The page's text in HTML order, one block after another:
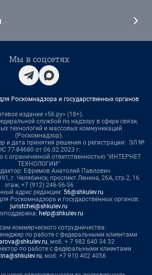
Мы в соцсетях
Роскомнадзора и государственных органов
издание «56.ру» (18+).
службой по надзору в сфере связи,
технологий и массовых коммуникаций
(Роскомнадзор).
и дата принятия решения о регистрации: ЭЛ №
77-84680 от 06.02.2023 г.
с ограниченной ответственностью "ИНТЕРНЕТ
ТЕХНОЛОГИИ"
Ефремов Анатолий Павлович
г. Челябинск, проспект Ленина, 26А, стр.2, 16
этаж, +7 (912) 246-56-56
адрес редакции: 56@shkulev.ru
Роскомнадзора и государственных органов:
juristchel@shkulev.ru
help@shkulev.ru
коммерческого сотрудничества:
по работе с федеральными клиентами
, моб. + 7 982 640 34 32
по работе с федеральными клиентами
, моб. +7 910 402 4056